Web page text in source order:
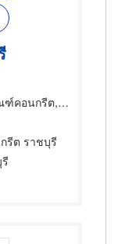
เสริมเหล็กและอัดแรง)
รีต ราชบุรี